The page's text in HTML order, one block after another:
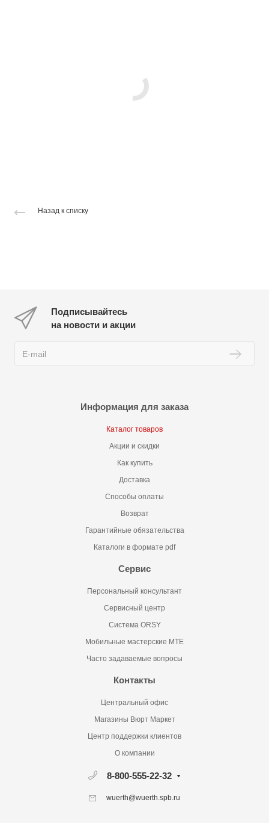
Назад к списку
Подписывайтесь
на новости и акции
Информация для заказа
Каталог товаров
Акции и скидки
Как купить
Доставка
Способы оплаты
Возврат
Гарантийные обязательства
Каталоги в формате pdf
Сервис
Персональный консультант
Сервисный центр
Система ORSY
Мобильные мастерские MTE
Часто задаваемые вопросы
Контакты
Центральный офис
Магазины Вюрт Маркет
Центр поддержки клиентов
О компании
8-800-555-22-32
wuerth@wuerth.spb.ru